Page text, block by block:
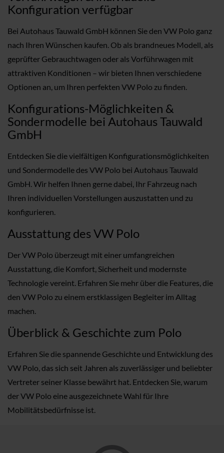
Konfiguration verfügbar
Bei Autohaus Tauwald GmbH können Sie den VW Polo ganz
nach Ihren Wünschen kaufen. Ob als brandneues Modell, als
geprüfter Gebrauchtwagen oder als Vorführwagen mit
attraktiven Konditionen – wir bieten Ihnen verschiedene
Optionen an, um Ihren perfekten VW Polo zu finden.
Konfigurations-Möglichkeiten &
Sondermodelle bei Autohaus Tauwald
GmbH
Entdecken Sie die vielfältigen Konfigurationsmöglichkeiten
und Sondermodelle des VW Polo bei Autohaus Tauwald
GmbH. Wir helfen Ihnen gerne dabei, Ihr Fahrzeug nach
Ihren individuellen Vorstellungen auszustatten und zu
konfigurieren.
Ausstattung des VW Polo
Der VW Polo überzeugt mit einer umfangreichen
Ausstattung, die Komfort, Sicherheit und modernste
Technologie vereint. Erfahren Sie mehr über die Features, die
den VW Polo zu einem erstklassigen Begleiter im Alltag
machen.
Überblick & Geschichte zum Polo
Erfahren Sie die spannende Geschichte und Entwicklung des
VW Polo, das sich seit Jahren als zuverlässiger und beliebter
Vertreter seiner Klasse bewährt hat. Entdecken Sie, warum
der VW Polo eine ausgezeichnete Wahl für Ihre
Mobilitätsbedürfnisse ist.